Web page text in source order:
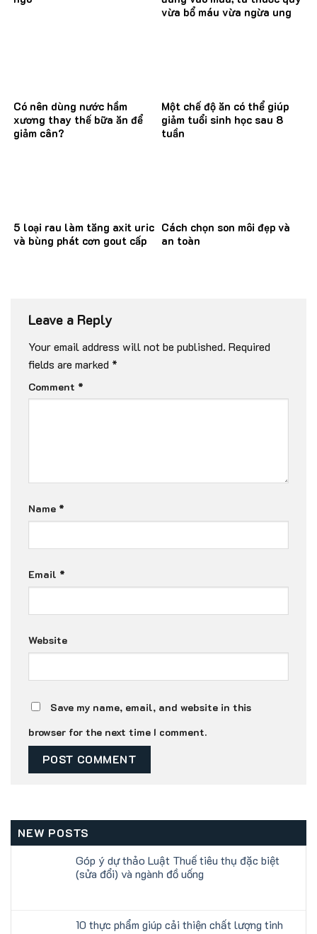
vừa bổ máu vừa ngừa ung
Có nên dùng nước hầm
xương thay thế bữa ăn để
giảm cân?
Một chế độ ăn có thể giúp
giảm tuổi sinh học sau 8
tuần
5 loại rau làm tăng axit uric
và bùng phát cơn gout cấp
Cách chọn son môi đẹp và
an toàn
Leave a Reply
Your email address will not be published. Required
fields are marked *
Comment *
Name *
Email *
Website
Save my name, email, and website in this
browser for the next time I comment.
NEW POSTS
Góp ý dự thảo Luật Thuế tiêu thụ đặc biệt
(sửa đổi) và ngành đồ uống
10 thực phẩm giúp cải thiện chất lượng tinh